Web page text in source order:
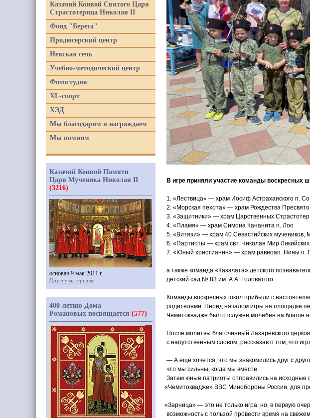
В игре приняли участие команды воскресных
1. «Лествица» — храм Иосиф Астраханского п.
2. «Морская пехота» — храм Рождества
3. «Защитники» — храм Царственных
4. «Пламя» — храм Симона Кананита п. Лоо
5. «Витязи» — храм 40 Севастийских мучеников,
6. «Партиоты — храм свт. Николая Мир
7. «Юный христианин» — храм равноап. Нины п.
а также команда «Казачата» детского
детский сад № 83 им. А.А. Головатого.
Команды воскресных школ прибыли с
родителями. Перед началом игры на площадке
Чемитоквадже был отслужен молебен на благое
После молитвы благочинный Лазаревского
с напутственным словом, рассказав о том, что
— А ещё хочется, что мы знакомились друг с
что мы сильны, когда мы вместе.
Затем юные патриоты отправились на исходные
«Чемитоквадже» ВВС Минобороны России, для
«Зарница» — это не только игра, но, в первую
возможность с пользой провести время на
Казачий Конвой Святого Царя
Страстотерпца Николая II
Фонд "Берега"
Продюсерский центр
Невская сечь
Учебно-методический центр
Фотостудия
XL-спорт
ХЭД
Мы благодарим и награждаем
Мы помним
Казачий Конвой Памяти
Царя Мученика Николая II
(3216)
основан 9 мая 2011 г.
Другие материалы
400-летию Дома
Романовых посвящается (577)